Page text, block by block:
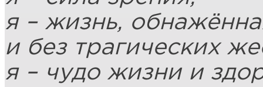
я – жизнь,
и без трагических
я – чудо жизни и